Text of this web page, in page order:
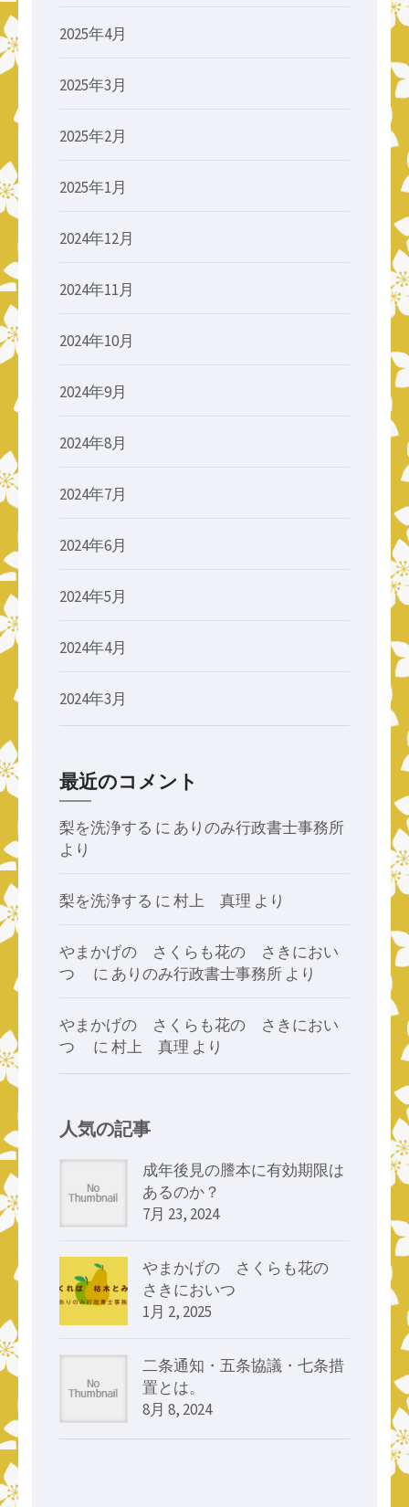
2025年4月
2025年3月
2025年2月
2025年1月
2024年12月
2024年11月
2024年10月
2024年9月
2024年8月
2024年7月
2024年6月
2024年5月
2024年4月
2024年3月
最近のコメント
梨を洗浄する に ありのみ行政書士事務所
より
梨を洗浄する に村上 真理 より
やまかげの さくらも花の さきにおい
つゝ
に ありのみ行政書士事務所 より
やまかげの さくらも花の さきにおい
つゝ
に村上 真理 より
人気の記事
成年後見の謄本に有効期限は
あるのか？
7月 23, 2024
やまかげの さくらも花の
さきにおいつゝ
1月 2, 2025
二条通知・五条協議・七条措
置とは。
8月 8, 2024